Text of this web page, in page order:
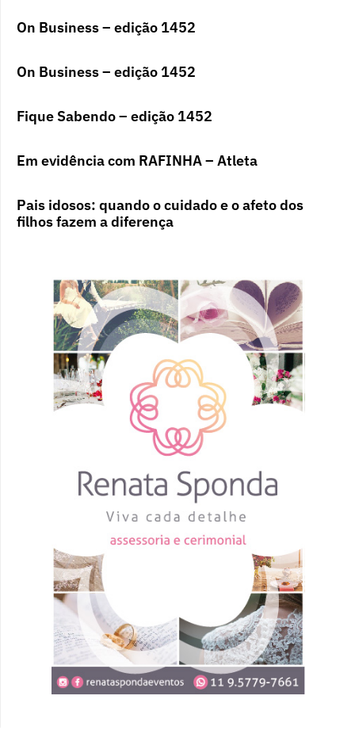
On Business – edição 1452
On Business – edição 1452
Fique Sabendo – edição 1452
Em evidência com RAFINHA – Atleta
Pais idosos: quando o cuidado e o afeto dos
filhos fazem a diferença